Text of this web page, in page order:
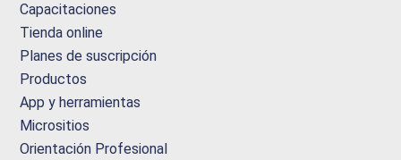
Capacitaciones
Tienda online
Planes de suscripción
Productos
App y herramientas
Micrositios
Orientación Profesional